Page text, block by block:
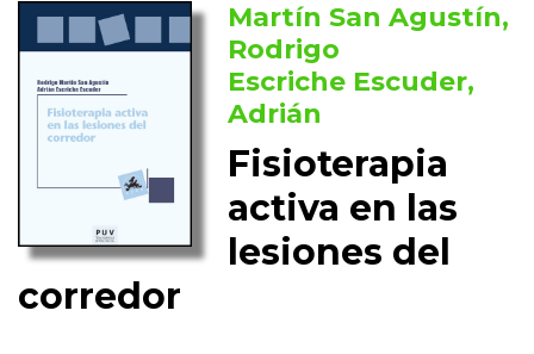
Martín San Agustín,
Rodrigo
Escriche Escuder,
Adrián
Fisioterapia
activa en las
lesiones del
corredor